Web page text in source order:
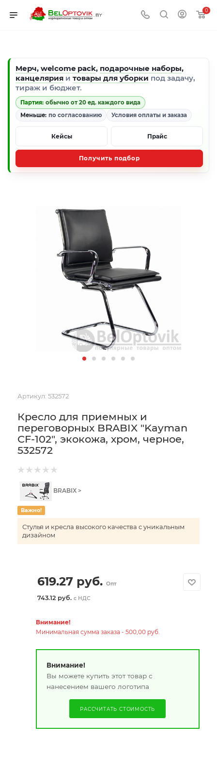
0
Мерч, welcome pack, подарочные наборы,
канцелярия и товары для уборки под задачу,
тираж и бюджет.
Партия: обычно от 20 ед. каждого вида
Меньше: по согласованию Условия оплаты и заказа
Кейсы Прайс
Получить подбор
Артикул: 532572
Кресло для приемных и
переговорных BRABIX "Kayman
CF-102", экокожа, хром, черное,
532572
BRABIX >
Важно!
Стулья и кресла высокого качества с уникальным
дизайном
619.27 руб. Опт
743.12 руб. с НДС
Внимание!
Минимальная сумма заказа - 500,00 руб.
Внимание!
Вы можете купить этот товар с
нанесением вашего логотипа
РАССЧИТАТЬ СТОИМОСТЬ